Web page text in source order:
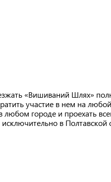
«Вишиваний Шлях»
участие в нем на
городе и проехать
в Полтавской